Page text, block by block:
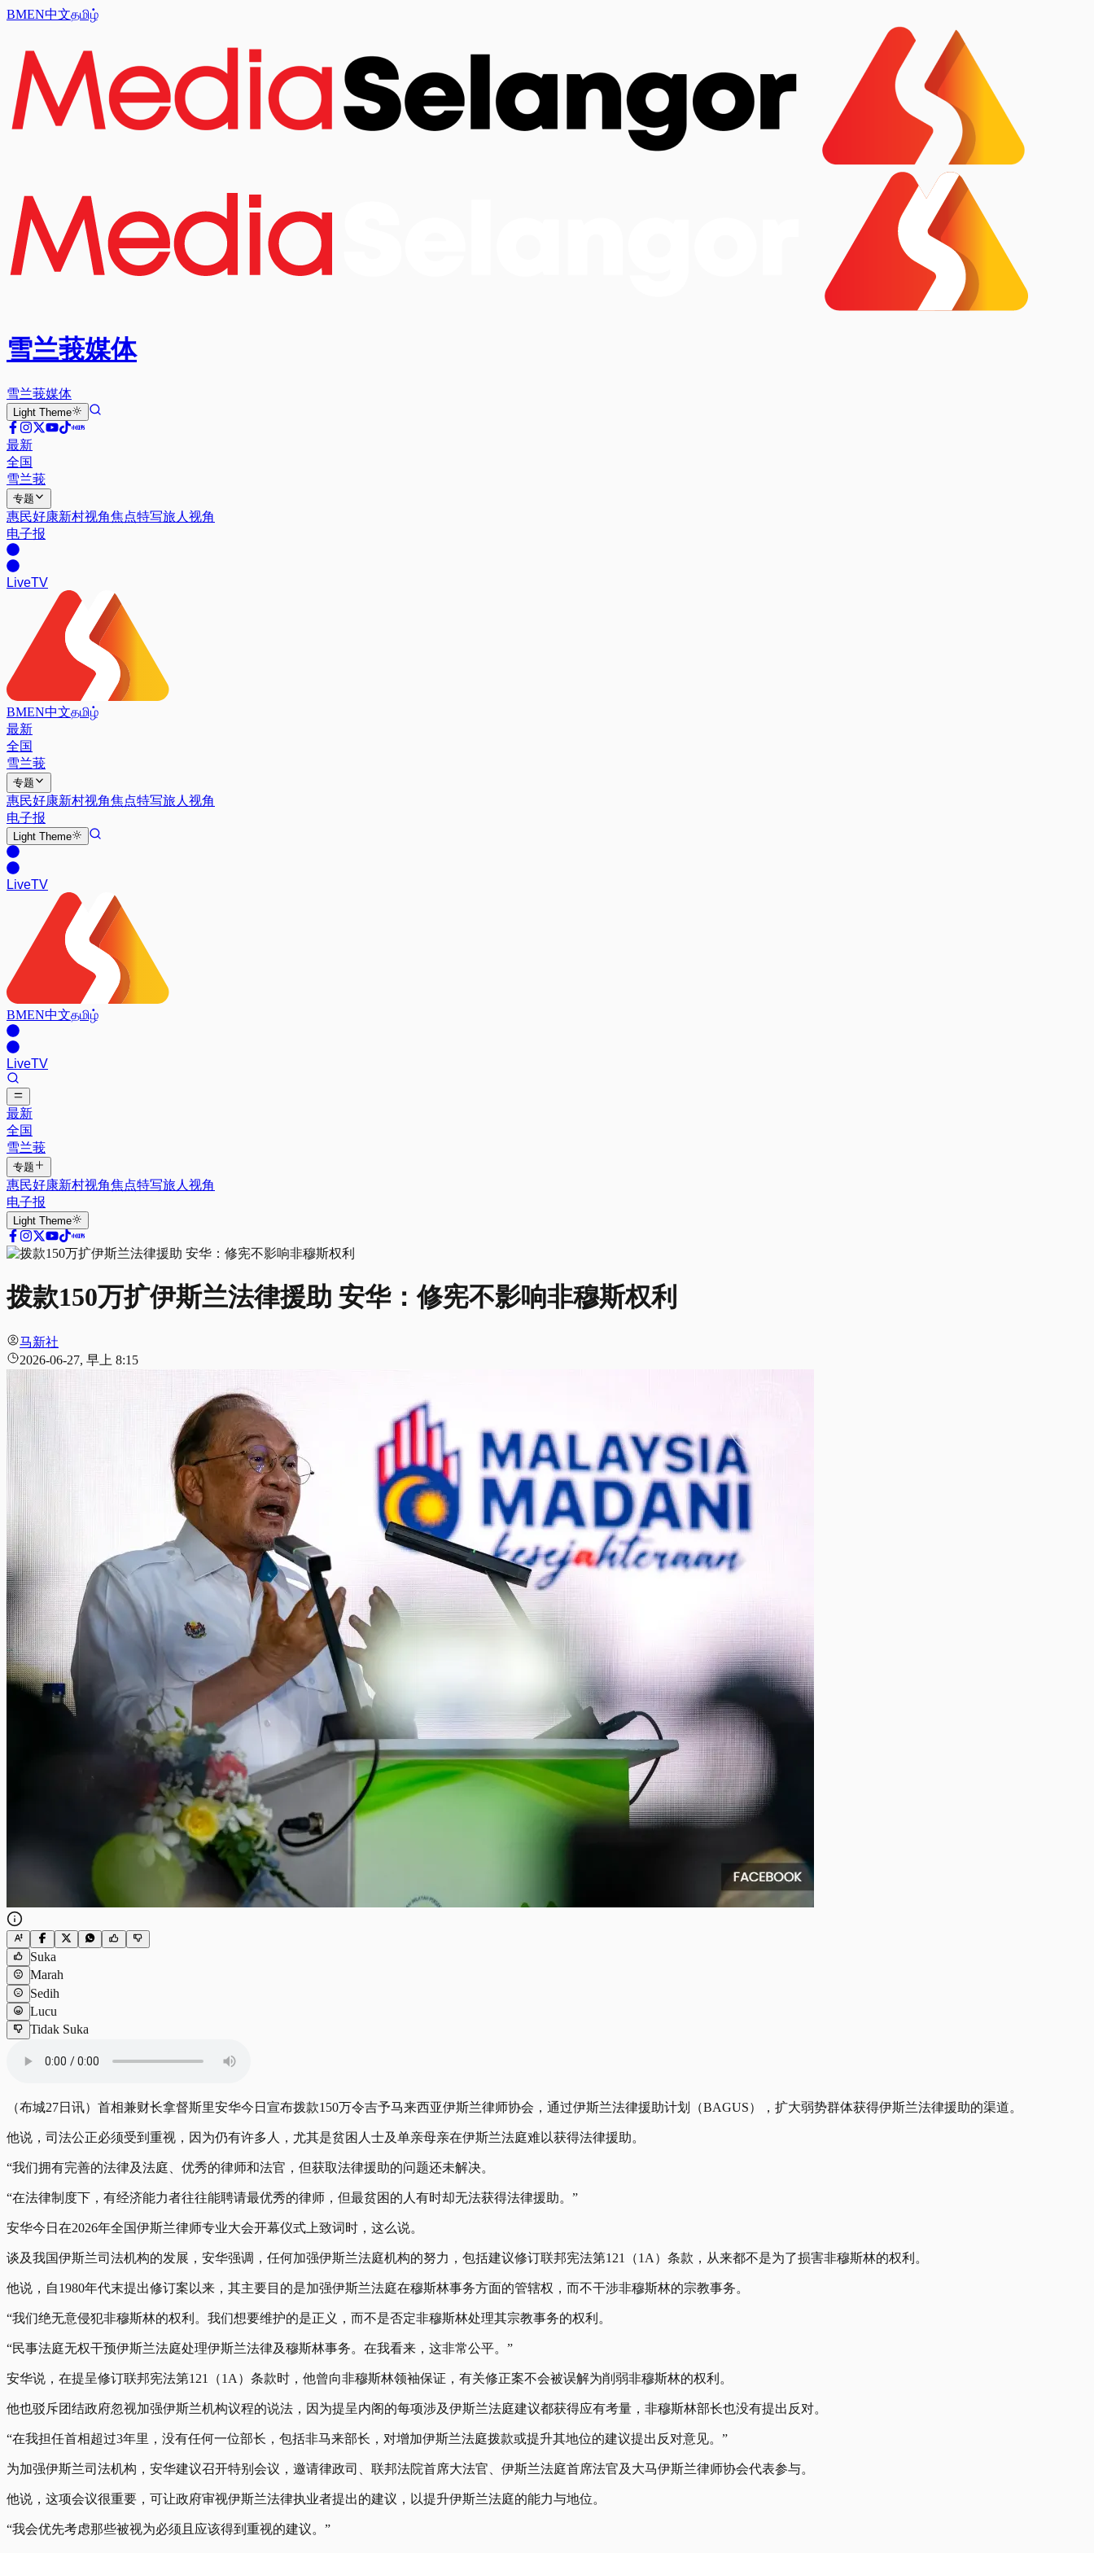
BMEN中文தமிழ்
雪兰莪媒体
雪兰莪媒体
Light Theme
最新
全国
雪兰莪
专题
惠民好康新村视角焦点特写旅人视角
电子报
LiveTV
BMEN中文தமிழ்
最新
全国
雪兰莪
专题
惠民好康新村视角焦点特写旅人视角
电子报
Light Theme
LiveTV
BMEN中文தமிழ்
LiveTV
最新
全国
雪兰莪
专题
惠民好康新村视角焦点特写旅人视角
电子报
Light Theme
拨款150万扩伊斯兰法律援助 安华：修宪不影响非穆斯权利
马新社
2026-06-27, 早上 8:15
Suka
Marah
Sedih
Lucu
Tidak Suka
（布城27日讯）首相兼财长拿督斯里安华今日宣布拨款150万令吉予马来西亚伊斯兰律师协会，通过伊斯兰法律援助计划（BAGUS），扩大弱势群体获得伊斯兰法律援助的渠道。
他说，司法公正必须受到重视，因为仍有许多人，尤其是贫困人士及单亲母亲在伊斯兰法庭难以获得法律援助。
“我们拥有完善的法律及法庭、优秀的律师和法官，但获取法律援助的问题还未解决。
“在法律制度下，有经济能力者往往能聘请最优秀的律师，但最贫困的人有时却无法获得法律援助。”
安华今日在2026年全国伊斯兰律师专业大会开幕仪式上致词时，这么说。
谈及我国伊斯兰司法机构的发展，安华强调，任何加强伊斯兰法庭机构的努力，包括建议修订联邦宪法第121（1A）条款，从来都不是为了损害非穆斯林的权利。
他说，自1980年代末提出修订案以来，其主要目的是加强伊斯兰法庭在穆斯林事务方面的管辖权，而不干涉非穆斯林的宗教事务。
“我们绝无意侵犯非穆斯林的权利。我们想要维护的是正义，而不是否定非穆斯林处理其宗教事务的权利。
“民事法庭无权干预伊斯兰法庭处理伊斯兰法律及穆斯林事务。在我看来，这非常公平。”
安华说，在提呈修订联邦宪法第121（1A）条款时，他曾向非穆斯林领袖保证，有关修正案不会被误解为削弱非穆斯林的权利。
他也驳斥团结政府忽视加强伊斯兰机构议程的说法，因为提呈内阁的每项涉及伊斯兰法庭建议都获得应有考量，非穆斯林部长也没有提出反对。
“在我担任首相超过3年里，没有任何一位部长，包括非马来部长，对增加伊斯兰法庭拨款或提升其地位的建议提出反对意见。”
为加强伊斯兰司法机构，安华建议召开特别会议，邀请律政司、联邦法院首席大法官、伊斯兰法庭首席法官及大马伊斯兰律师协会代表参与。
他说，这项会议很重要，可让政府审视伊斯兰法律执业者提出的建议，以提升伊斯兰法庭的能力与地位。
“我会优先考虑那些被视为必须且应该得到重视的建议。”